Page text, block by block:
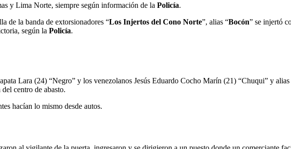
y Lima Norte, siempre según información de la Policía.
de la banda de extorsionadores “Los Injertos del Cono Norte”, alias “Bocón” se injertó
según la Policía.
Lara (24) “Negro” y los venezolanos Jesús Eduardo Cocho Marín (21) “Chuqui” y
centro de abasto.
hacían lo mismo desde autos.